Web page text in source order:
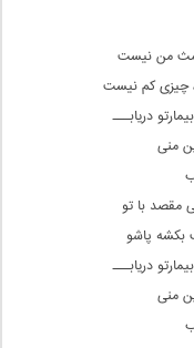
مث من نیست
چیزی کم نیست
دریابـــ
منی
مقصد با تو
بکشه پاشو
دریابـــ
منی